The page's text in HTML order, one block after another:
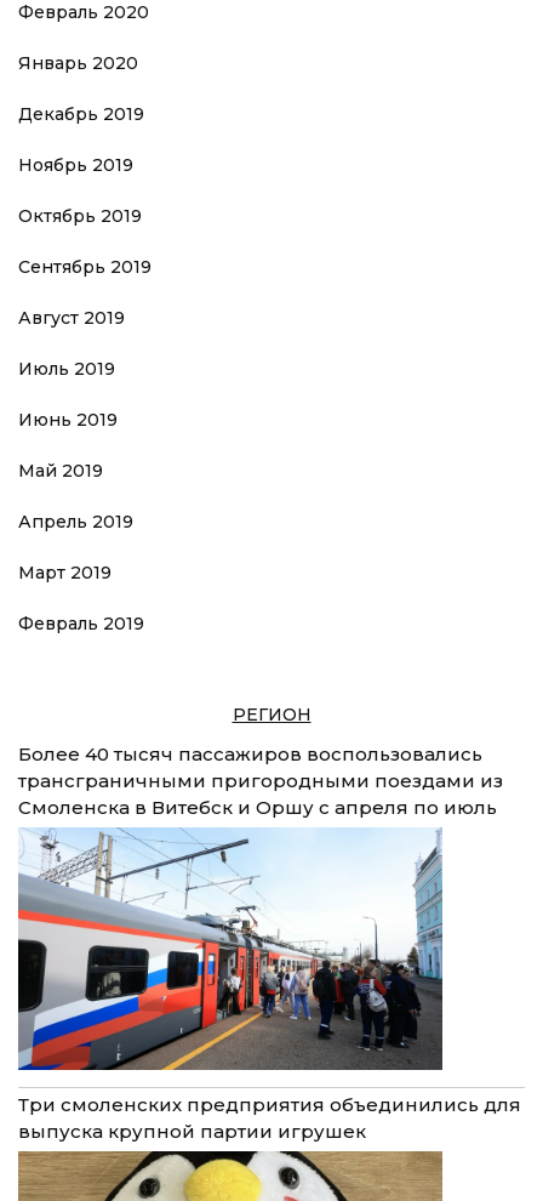
Февраль 2020
Январь 2020
Декабрь 2019
Ноябрь 2019
Октябрь 2019
Сентябрь 2019
Август 2019
Июль 2019
Июнь 2019
Май 2019
Апрель 2019
Март 2019
Февраль 2019
РЕГИОН
Более 40 тысяч пассажиров воспользовались
трансграничными пригородными поездами из
Смоленска в Витебск и Оршу с апреля по июль
Три смоленских предприятия объединились для
выпуска крупной партии игрушек